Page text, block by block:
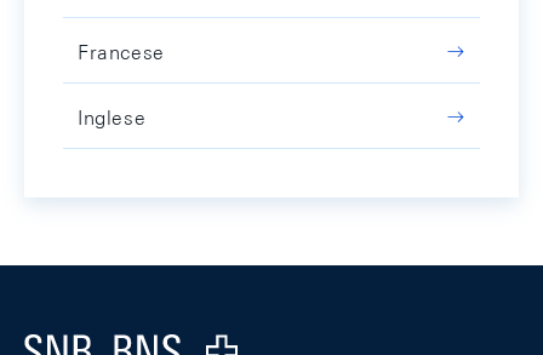
Francese
Inglese
Logo